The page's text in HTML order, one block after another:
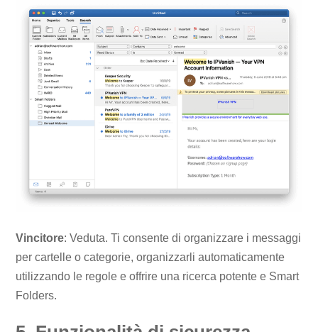
Vincitore: Veduta. Ti consente di organizzare i messaggi
per cartelle o categorie, organizzarli automaticamente
utilizzando le regole e offrire una ricerca potente e Smart
Folders.